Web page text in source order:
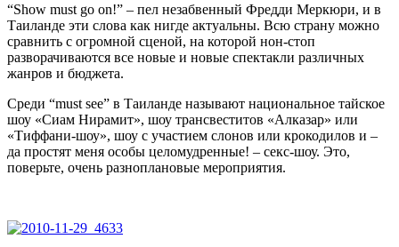
“Show must go on!” – пел незабвенный Фредди Меркюри, и в
Таиланде эти слова как нигде актуальны. Всю страну можно
сравнить с огромной сценой, на которой нон-стоп
разворачиваются все новые и новые спектакли различных
жанров и бюджета.
Среди “must see” в Таиланде называют национальное тайское
шоу «Сиам Нирамит», шоу трансвеститов «Алказар» или
«Тиффани-шоу», шоу с участием слонов или крокодилов и –
да простят меня особы целомудренные! – секс-шоу. Это,
поверьте, очень разноплановые мероприятия.